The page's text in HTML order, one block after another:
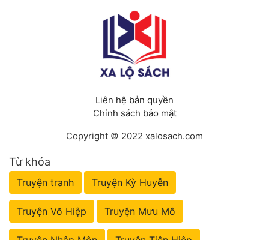
Liên hệ bản quyền
Chính sách bảo mật
Copyright © 2022 xalosach.com
Từ khóa
Truyện tranh Truyện Kỳ Huyễn
Truyện Võ Hiệp Truyện Mưu Mô